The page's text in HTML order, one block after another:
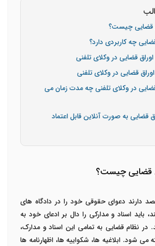
قضایی چیست؟
چه کاربردی دارد؟
قضایی در وکلای تلفنی
قضایی در وکلای تلفنی
در وکلای تلفنی چه مدت زمان می
قضایی به صورت آنلاین قابل اعتماد
قضایی چیست؟
دارند دعوای حقوقی خود را در دادگاه های
باید اسناد و مدارکی را دال بر ادعای خود به
در نظام قضایی به تمامی این اسناد و مدارک،
می شود. ابلاغیه ها، شکواییه ها، اظهارنامه ها